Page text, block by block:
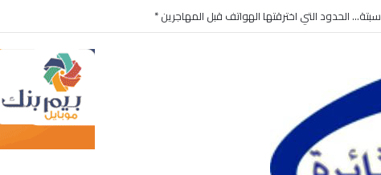
سبتة… الحدود التي اخترقتها الهواتف قبل المهاجرين *